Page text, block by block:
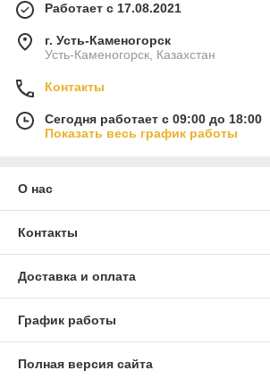
Работает с 17.08.2021
г. Усть-Каменогорск
Усть-Каменогорск, Казахстан
Контакты
Сегодня работает с 09:00 до 18:00
Показать весь график работы
О нас
Контакты
Доставка и оплата
График работы
Полная версия сайта